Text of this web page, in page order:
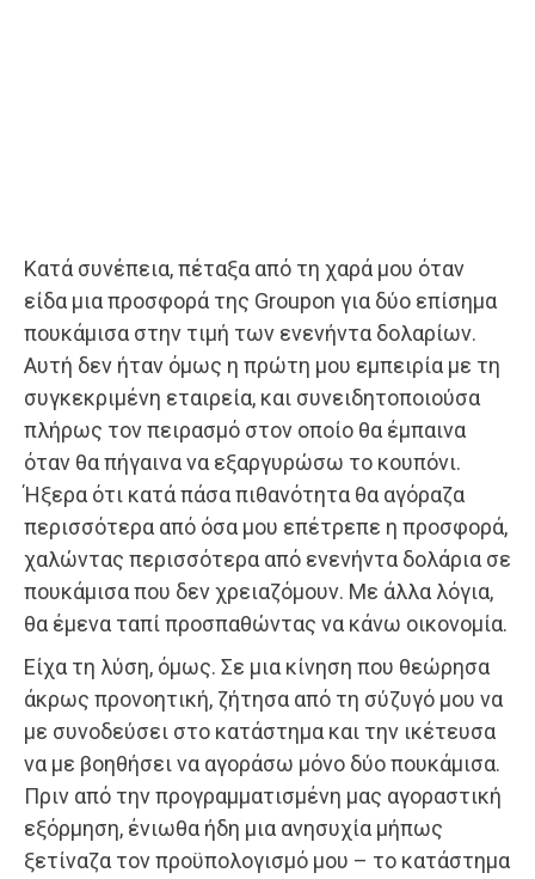
Κατά συνέπεια, πέταξα από τη χαρά μου όταν
είδα μια προσφορά της Groupon για δύο επίσημα
πουκάμισα στην τιμή των ενενήντα δολαρίων.
Αυτή δεν ήταν όμως η πρώτη μου εμπειρία με τη
συγκεκριμένη εταιρεία, και συνειδητοποιούσα
πλήρως τον πειρασμό στον οποίο θα έμπαινα
όταν θα πήγαινα να εξαργυρώσω το κουπόνι.
Ήξερα ότι κατά πάσα πιθανότητα θα αγόραζα
περισ­σότερα από όσα μου επέτρεπε η προσφορά,
χαλώντας περισσό­τερα από ενενήντα δολάρια σε
πουκάμισα που δεν χρειαζόμουν. Με άλλα λόγια,
θα έμενα ταπί προσπαθώντας να κάνω οικονομία.
Είχα τη λύση, όμως. Σε μια κίνηση που θεώρησα
άκρως προνοη­τική, ζήτησα από τη σύζυγό μου να
με συνοδεύσει στο κατάστημα και την ικέτευσα
να με βοηθήσει να αγοράσω μόνο δύο πουκάμισα.
Πριν από την προγραμματισμένη μας αγοραστική
εξόρμηση, ένιωθα ήδη μια ανησυχία μήπως
ξετίναζα τον προϋπολογισμό μου – το κατάστημα